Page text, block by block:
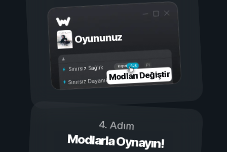
Oyununuz
Açık
Kapalı
Sınırsız Sağlık
Sınırsız DayanıklılıkModları Değiştir
4. Adım
Modlarla Oynayın!